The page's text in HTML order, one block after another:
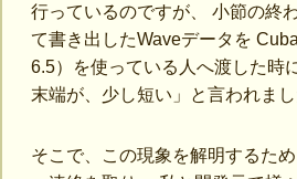
行っているのですが、 小節の終
て書き出したWaveデータを
6.5）を使っている人へ渡した時
末端が、少し短い」と言われまし
そこで、この現象を解明するた